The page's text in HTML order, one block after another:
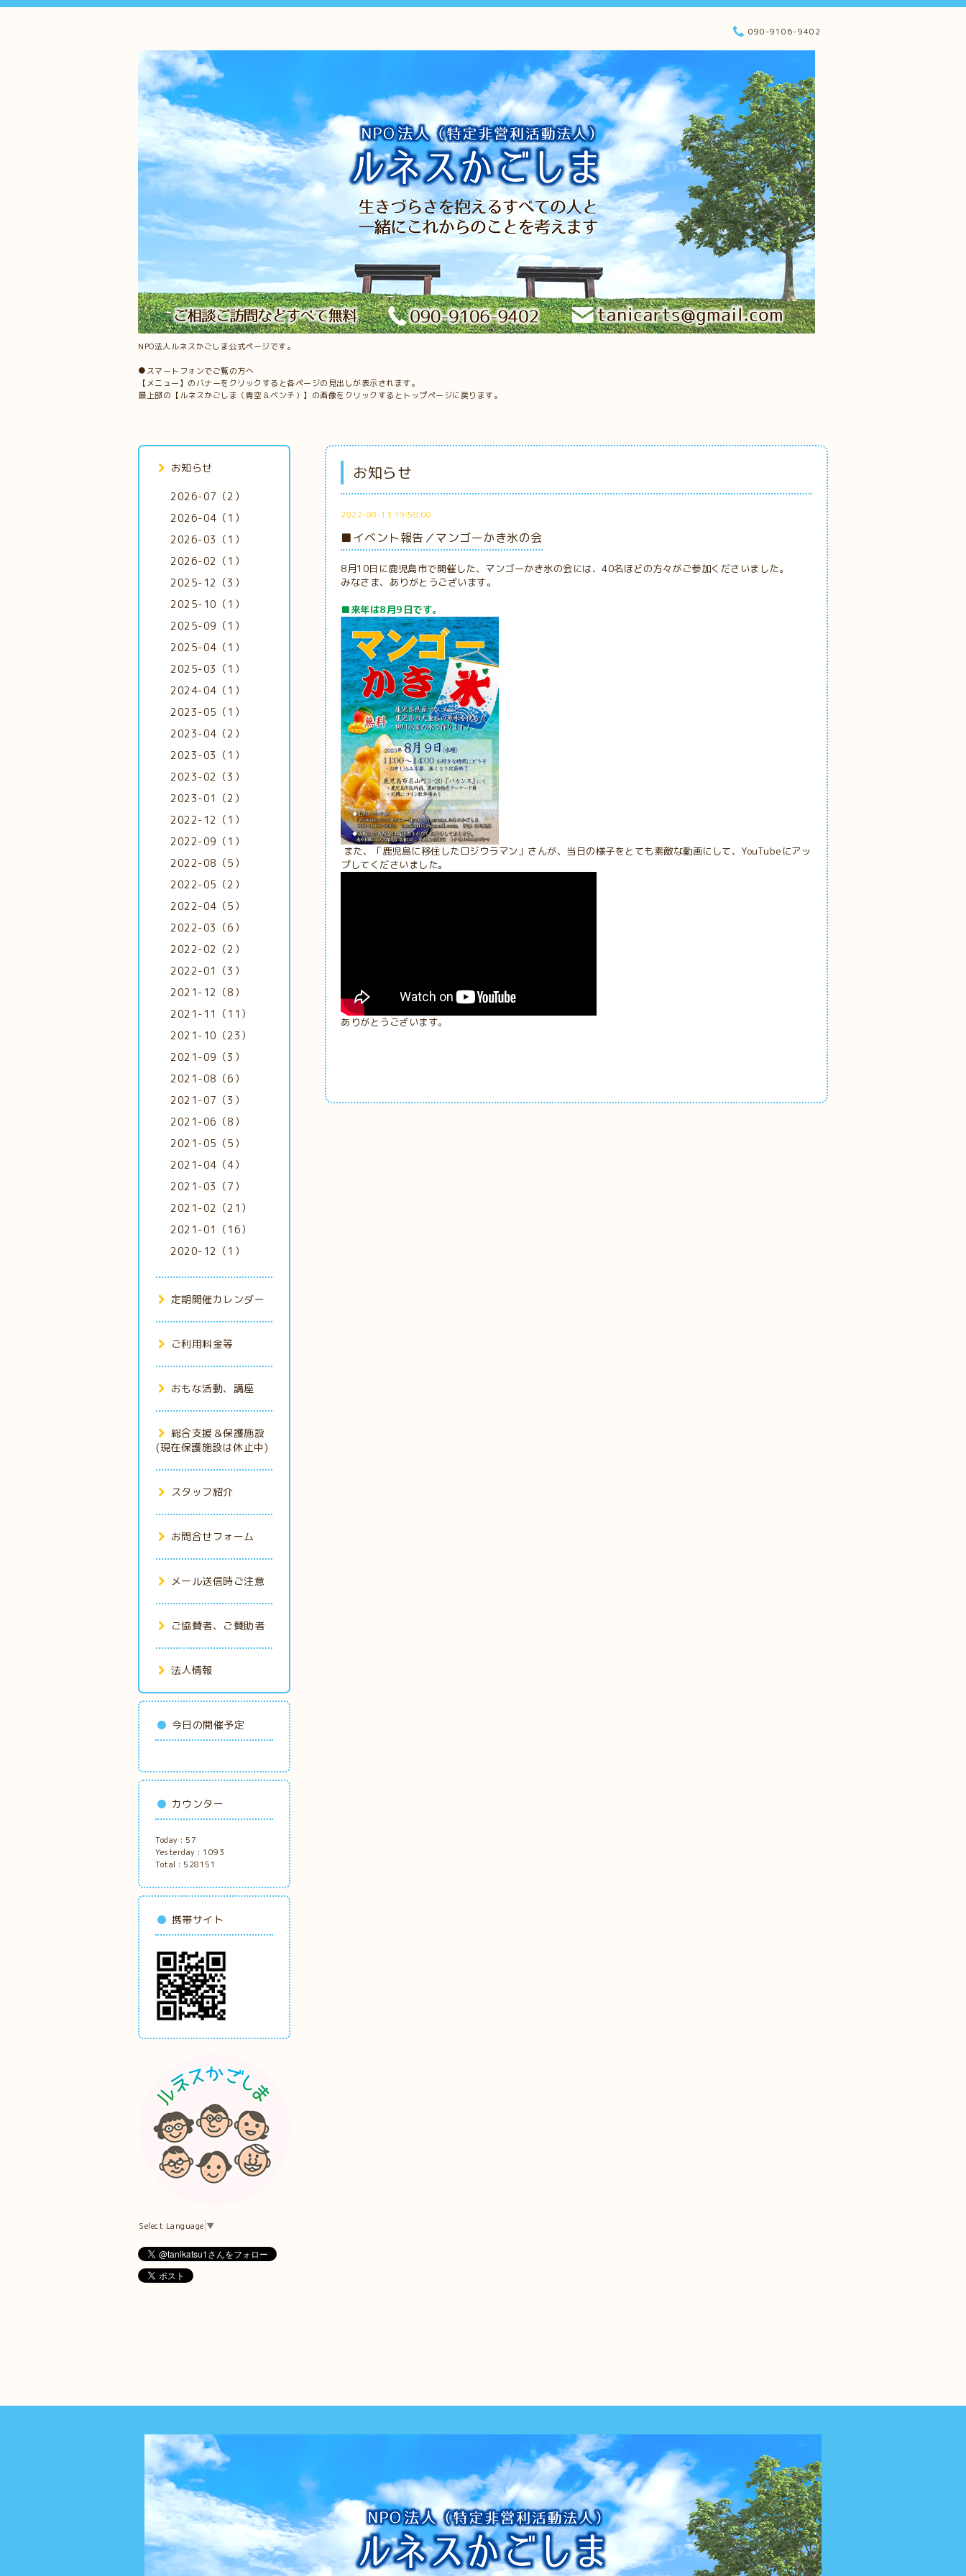
NPO法人ルネスかごしま公式ページです。
●スマートフォンでご覧の方へ
【メニュー】のバナーをクリックすると各ページの見出しが表示されます。
最上部の【ルネスかごしま（青空＆ベンチ）】の画像をクリックするとトップページに戻ります。
090-9106-9402
お知らせ
2022-08-13 19:58:00
■イベント報告／マンゴーかき氷の会
8月10日に鹿児島市で開催した、マンゴーかき氷の会には、40名ほどの方々がご参加くださいました。
みなさま、ありがとうございます。
■来年は8月9日です。
また、「鹿児島に移住したロジウラマン」さんが、当日の様子をとても素敵な動画にして、YouTubeにアッ
プしてくださいました。
ありがとうございます。
お知らせ
2026-07（2）
2026-04（1）
2026-03（1）
2026-02（1）
2025-12（3）
2025-10（1）
2025-09（1）
2025-04（1）
2025-03（1）
2024-04（1）
2023-05（1）
2023-04（2）
2023-03（1）
2023-02（3）
2023-01（2）
2022-12（1）
2022-09（1）
2022-08（5）
2022-05（2）
2022-04（5）
2022-03（6）
2022-02（2）
2022-01（3）
2021-12（8）
2021-11（11）
2021-10（23）
2021-09（3）
2021-08（6）
2021-07（3）
2021-06（8）
2021-05（5）
2021-04（4）
2021-03（7）
2021-02（21）
2021-01（16）
2020-12（1）
定期開催カレンダー
ご利用料金等
おもな活動、講座
総合支援＆保護施設
(現在保護施設は休止中)
スタッフ紹介
お問合せフォーム
メール送信時ご注意
ご協賛者、ご賛助者
法人情報
今日の開催予定
カウンター
Today : 57
Yesterday : 1093
Total : 528151
携帯サイト
Select Language ▼